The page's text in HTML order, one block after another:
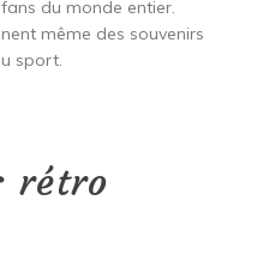
du monde entier.
même des souvenirs
sport.
rétro